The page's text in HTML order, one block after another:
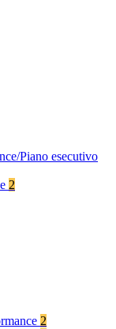
Piano esecutivo
2
2